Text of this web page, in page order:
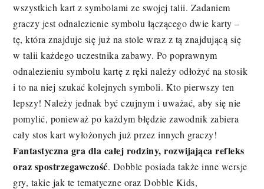
wszystkich kart z symbolami ze swojej talii. Zadaniem
graczy jest odnalezienie symbolu łączącego dwie karty –
tę, która znajduje się już na stole wraz z tą znajdującą się
w talii każdego uczestnika zabawy. Po poprawnym
odnalezieniu symbolu kartę z ręki należy odłożyć na stosik
i to na niej szukać kolejnych symboli. Kto pierwszy ten
lepszy! Należy jednak być czujnym i uważać, aby się nie
pomylić, ponieważ po każdym błędzie zawodnik zabiera
cały stos kart wyłożonych już przez innych graczy!
Fantastyczna gra dla całej rodziny, rozwijająca refleks
oraz spostrzegawczość. Dobble posiada także inne wersje
gry, takie jak te tematyczne oraz Dobble Kids,